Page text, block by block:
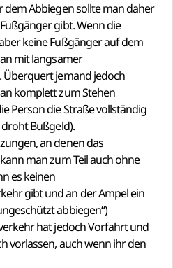
dem Abbiegen sollte man daher
gibt. Wenn die
keine Fußgänger auf dem
mit langsamer
Überquert jemand jedoch
komplett zum Stehen
Person die Straße vollständig
Bußgeld).
an denen das
man zum Teil auch ohne
es keinen
gibt und an der Ampel ein
abbiegen“)
hat jedoch Vorfahrt und
vorlassen, auch wenn ihr den